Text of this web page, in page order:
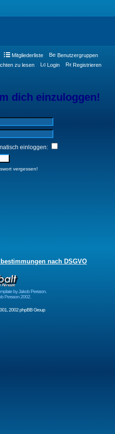
Mitgliederliste
Benutzergruppen
zu lesen Login Registrieren
dich einzuloggen!
einloggen:
vergessen!
nach DSGVO
by Jakob Persson.
Persson 2002.
2002 phpBB Group